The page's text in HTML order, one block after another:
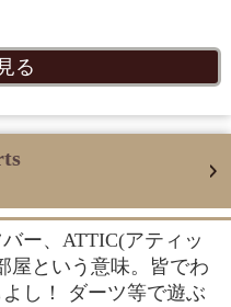
る
ー、ATTIC(アティッ
屋という意味。皆でわ
し！ ダーツ等で遊ぶ